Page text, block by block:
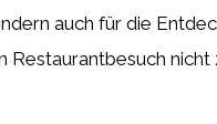
auch für die
Restaurantbesuch nicht